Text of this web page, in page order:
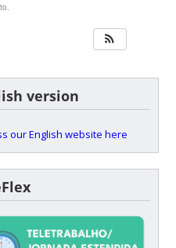
version
our English website here